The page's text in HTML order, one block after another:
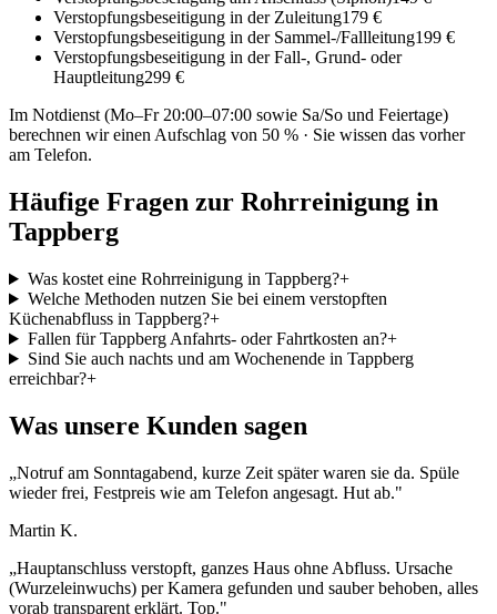
Verstopfungsbeseitigung in der Zuleitung179 €
Verstopfungsbeseitigung in der Sammel-/Fallleitung199 €
Verstopfungsbeseitigung in der Fall-, Grund- oder
Hauptleitung299 €
Im Notdienst (Mo–Fr 20:00–07:00 sowie Sa/So und Feiertage)
berechnen wir einen Aufschlag von 50 % · Sie wissen das vorher
am Telefon.
Häufige Fragen zur Rohrreinigung in
Tappberg
Was kostet eine Rohrreinigung in Tappberg?+
Welche Methoden nutzen Sie bei einem verstopften
Küchenabfluss in Tappberg?+
Fallen für Tappberg Anfahrts- oder Fahrtkosten an?+
Sind Sie auch nachts und am Wochenende in Tappberg
erreichbar?+
Was unsere Kunden sagen
„Notruf am Sonntagabend, kurze Zeit später waren sie da. Spüle
wieder frei, Festpreis wie am Telefon angesagt. Hut ab."
Martin K.
„Hauptanschluss verstopft, ganzes Haus ohne Abfluss. Ursache
(Wurzeleinwuchs) per Kamera gefunden und sauber behoben, alles
vorab transparent erklärt. Top."